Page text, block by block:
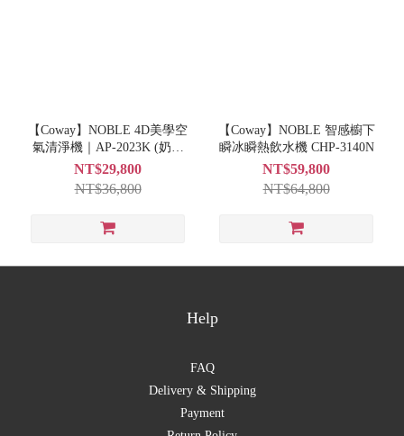
【Coway】NOBLE 4D美學空
氣清淨機｜AP-2023K (奶茶
棕)
NT$29,800
NT$36,800
【Coway】NOBLE 智感櫥下
瞬冰瞬熱飲水機 CHP-3140N
NT$59,800
NT$64,800
Help
FAQ
Delivery & Shipping
Payment